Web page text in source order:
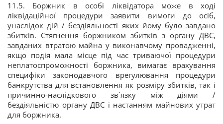
11.5. Боржник в особі ліквідатора може в ході
ліквідаційної процедури заявити вимоги до осіб,
унаслідок дій / бездіяльності яких йому було завдано
збитків. Стягнення боржником збитків з органу ДВС,
завданих втратою майна у виконавчому провадженні,
якщо подія мала місце під час триваючої процедури
неплатоспроможності боржника, вимагає врахування
специфіки законодавчого врегулювання процедури
банкрутства для встановлення як розміру збитків, так і
причинно-наслідкового зв`язку між діями /
бездіяльністю органу ДВС і настанням майнових утрат
для боржника.